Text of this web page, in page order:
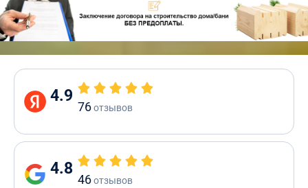
4.9
76отзывов
4.8
46отзывов